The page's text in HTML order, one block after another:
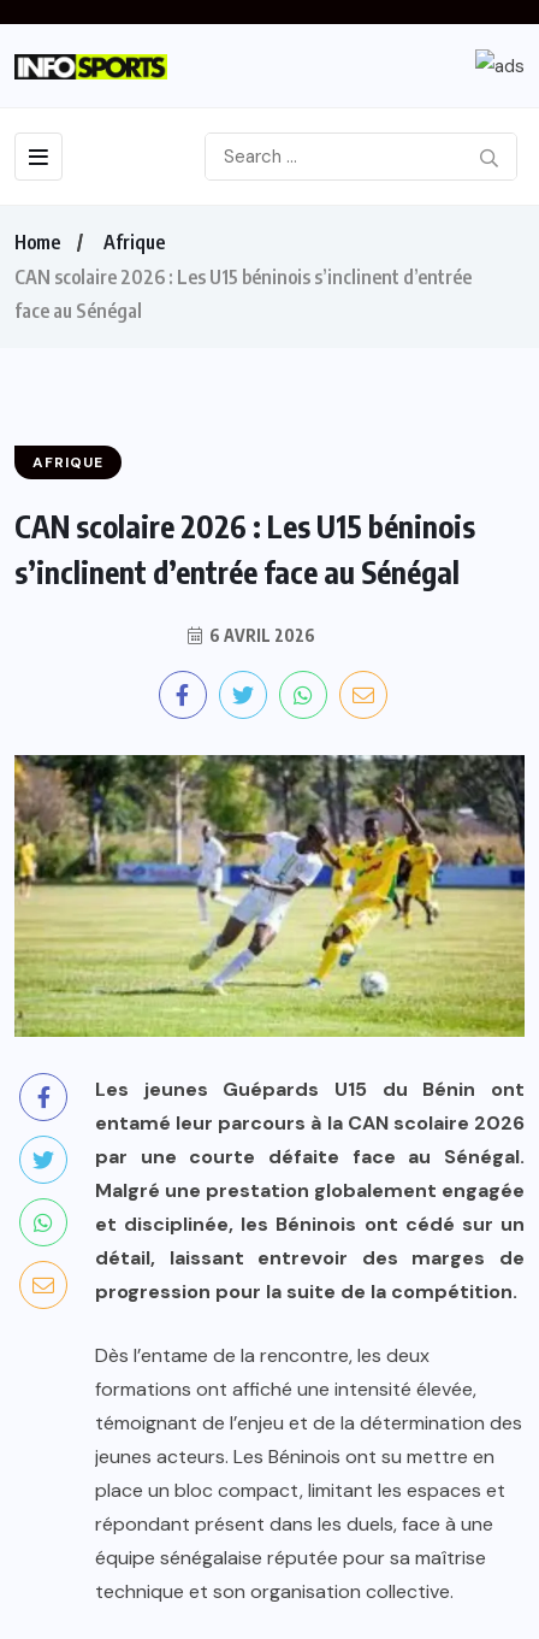
Home
Afrique
CAN scolaire 2026 : Les U15 béninois s’inclinent d’entrée
face au Sénégal
AFRIQUE
CAN scolaire 2026 : Les U15 béninois
s’inclinent d’entrée face au Sénégal
6 AVRIL 2026
Les jeunes Guépards U15 du Bénin ont
entamé leur parcours à la CAN scolaire 2026
par une courte défaite face au Sénégal.
Malgré une prestation globalement engagée
et disciplinée, les Béninois ont cédé sur un
détail, laissant entrevoir des marges de
progression pour la suite de la compétition.
Dès l’entame de la rencontre, les deux
formations ont affiché une intensité élevée,
témoignant de l’enjeu et de la détermination des
jeunes acteurs. Les Béninois ont su mettre en
place un bloc compact, limitant les espaces et
répondant présent dans les duels, face à une
équipe sénégalaise réputée pour sa maîtrise
technique et son organisation collective.